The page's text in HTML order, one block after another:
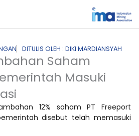
DITULIS OLEH : DIKI MARDIANSYAH
Saham
Masuki
12% saham PT Freeport
disebut telah memasuki